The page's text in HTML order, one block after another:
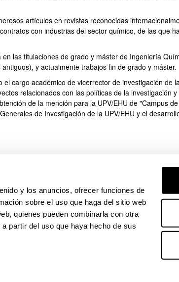
y los anuncios, ofrecer funciones de
sobre el uso que haga del sitio web
quienes pueden combinarla con otra
partir del uso que haya hecho de sus
artículos en revistas reconocidas
con industrias del sector químico, de las que
las titulaciones de grado y máster de Ingeniería
y actualmente trabajos fin de grado y máster.
cargo académico de vicerrector de investigación de
relacionados con las políticas de la investigación
de la mención para la UPV/EHU de "Campus
de Investigación de la UPV/EHU y el